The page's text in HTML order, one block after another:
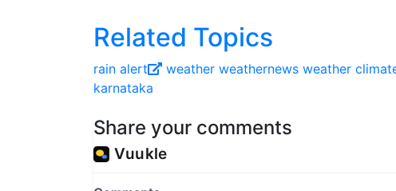
Related Topics
rain alert weather weathernews
karnataka